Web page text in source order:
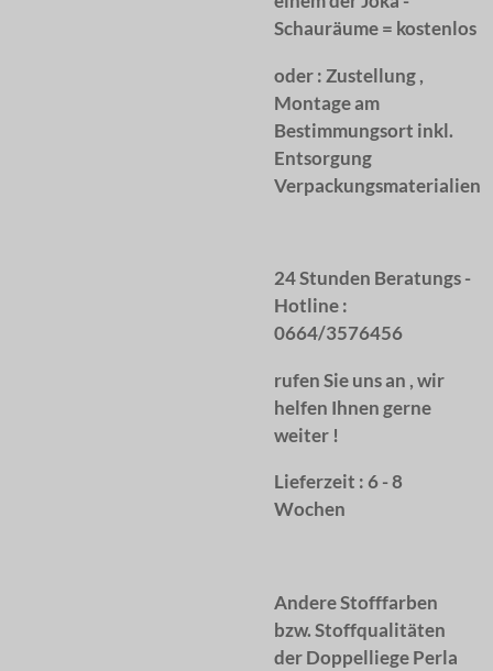
Schauräume = kostenlos
oder :Zustellung ,
Montage am
Bestimmungsort inkl.
Entsorgung
Verpackungsmaterialien
24 Stunden Beratungs -
Hotline :
0664/3576456
rufen Sie uns an , wir
helfen Ihnen gerne
weiter !
Lieferzeit : 6 - 8
Wochen
Andere Stofffarben
bzw. Stoffqualitäten
der Doppelliege Perla